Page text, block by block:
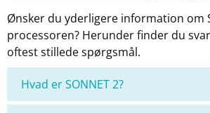
Ønsker du yderligere information om
processoren? Herunder finder du
oftest stillede spørgsmål.
Hvad er SONNET 2?